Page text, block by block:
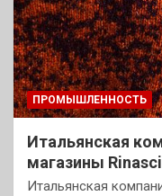
ПРОМЫШЛЕННОСТЬ
Итальянская
магазины
Итальянская